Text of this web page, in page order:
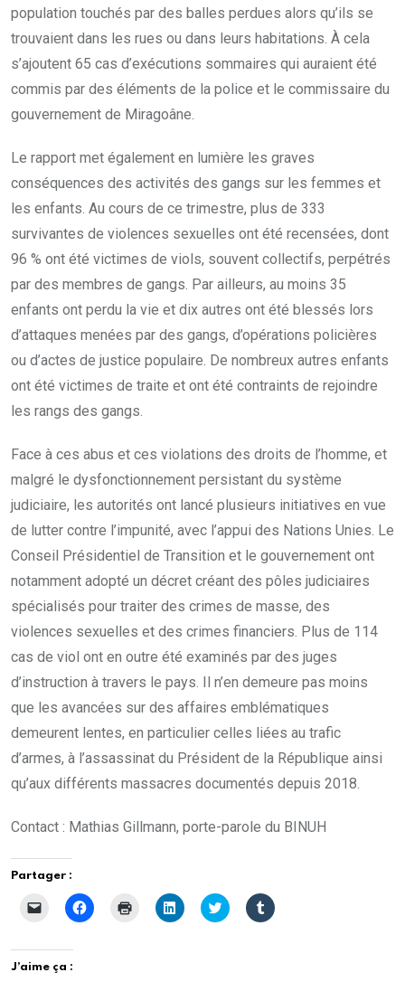
population touchés par des balles perdues alors qu’ils se
trouvaient dans les rues ou dans leurs habitations. À cela
s’ajoutent 65 cas d’exécutions sommaires qui auraient été
commis par des éléments de la police et le commissaire du
gouvernement de Miragoâne.
Le rapport met également en lumière les graves
conséquences des activités des gangs sur les femmes et
les enfants. Au cours de ce trimestre, plus de 333
survivantes de violences sexuelles ont été recensées, dont
96 % ont été victimes de viols, souvent collectifs, perpétrés
par des membres de gangs. Par ailleurs, au moins 35
enfants ont perdu la vie et dix autres ont été blessés lors
d’attaques menées par des gangs, d’opérations policières
ou d’actes de justice populaire. De nombreux autres enfants
ont été victimes de traite et ont été contraints de rejoindre
les rangs des gangs.
Face à ces abus et ces violations des droits de l’homme, et
malgré le dysfonctionnement persistant du système
judiciaire, les autorités ont lancé plusieurs initiatives en vue
de lutter contre l’impunité, avec l’appui des Nations Unies. Le
Conseil Présidentiel de Transition et le gouvernement ont
notamment adopté un décret créant des pôles judiciaires
spécialisés pour traiter des crimes de masse, des
violences sexuelles et des crimes financiers. Plus de 114
cas de viol ont en outre été examinés par des juges
d’instruction à travers le pays. Il n’en demeure pas moins
que les avancées sur des affaires emblématiques
demeurent lentes, en particulier celles liées au trafic
d’armes, à l’assassinat du Président de la République ainsi
qu’aux différents massacres documentés depuis 2018.
Contact : Mathias Gillmann, porte-parole du BINUH
Partager :
u
e
r
C
l
C
l
C
l
C
l
J’aime ça :